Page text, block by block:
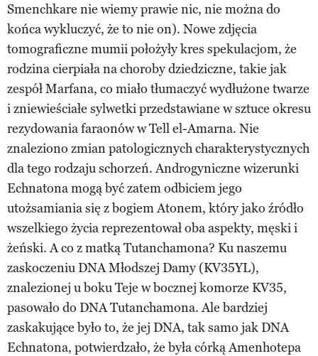
Smenchkare nie wiemy prawie nic, nie można do
końca wykluczyć, że to nie on). Nowe zdjęcia
tomograficzne mumii położyły kres spekulacjom, że
rodzina cierpiała na choroby dziedziczne, takie jak
zespół Marfana, co miało tłumaczyć wydłużone twarze
i zniewieściałe sylwetki przedstawiane w sztuce okresu
rezydowania faraonów w Tell el-Amarna. Nie
znaleziono zmian patologicznych charakterystycznych
dla tego rodzaju schorzeń. Androgyniczne wizerunki
Echnatona mogą być zatem odbiciem jego
utożsamiania się z bogiem Atonem, który jako źródło
wszelkiego życia reprezentował oba aspekty, męski i
żeński. A co z matką Tutanchamona? Ku naszemu
zaskoczeniu DNA Młodszej Damy (KV35YL),
znalezionej u boku Teje w bocznej komorze KV35,
pasowało do DNA Tutanchamona. Ale bardziej
zaskakujące było to, że jej DNA, tak samo jak DNA
Echnatona, potwierdzało, że była córką Amenhotepa